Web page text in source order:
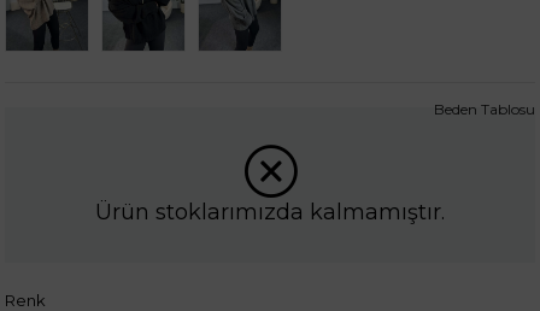
Ürün stoklarımızda kalmamıştır.
Renk
Beden Tablosu